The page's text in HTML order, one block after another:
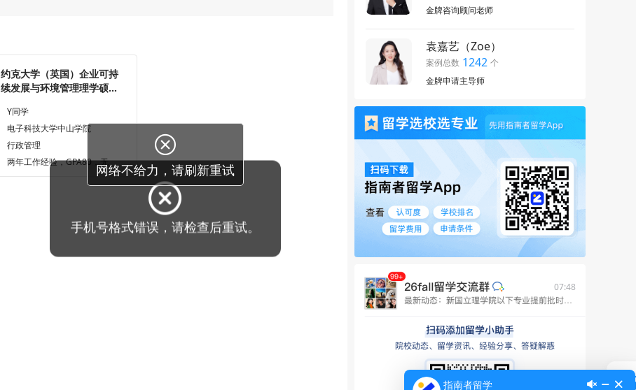
约克大学（英国）企业可持
续发展与环境管理理学硕士
Y同学
电子科技大学中山学院
行政管理
两年工作经验，GPA80，无
金牌咨询顾问老师
袁嘉艺（Zoe）
案例总数 1242 个
金牌申请主导师
07:48
手机号格式错误，请检查后重试。

网络不给力，请刷新重试